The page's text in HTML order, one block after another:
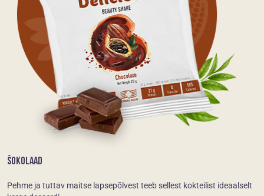
ŠOKOLAAD
Pehme ja tuttav maitse lapsepõlvest teeb sellest kokteilist ideaalselt